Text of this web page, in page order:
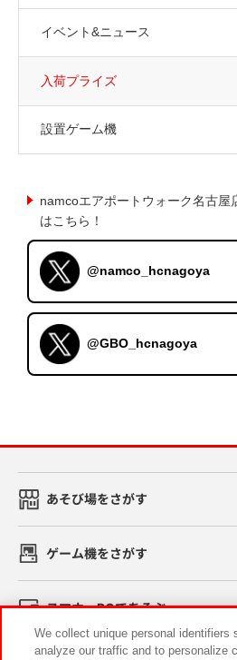
イベント&ニュース
入荷プライズ
設置ゲーム機
namcoエアポートウォーク名古屋
はこちら！
@namco_hcnagoya
@GBO_hcnagoya
あそび場をさがす
ゲーム機をさがす
スマホ・PCであそぶ
We collect unique personal identifiers
analyze our traffic and to personalize